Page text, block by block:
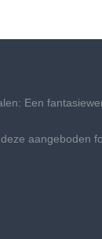
Een
aangeboden